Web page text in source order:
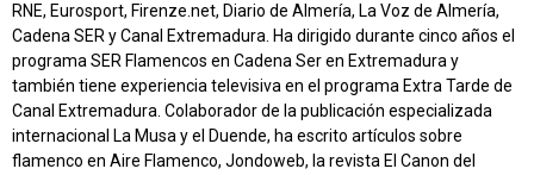
RNE, Eurosport, Firenze.net, Diario de Almería, La Voz de Almería,
Cadena SER y Canal Extremadura. Ha dirigido durante cinco años el
programa SER Flamencos en Cadena Ser en Extremadura y
también tiene experiencia televisiva en el programa Extra Tarde de
Canal Extremadura. Colaborador de la publicación especializada
internacional La Musa y el Duende, ha escrito artículos sobre
flamenco en Aire Flamenco, Jondoweb, la revista El Canon del